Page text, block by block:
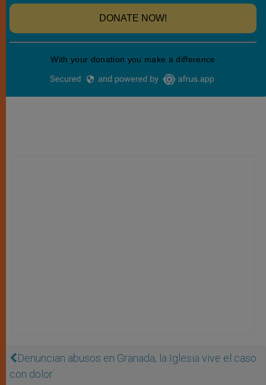
Denuncian abusos en Granada, la Iglesia vive el caso
con dolor